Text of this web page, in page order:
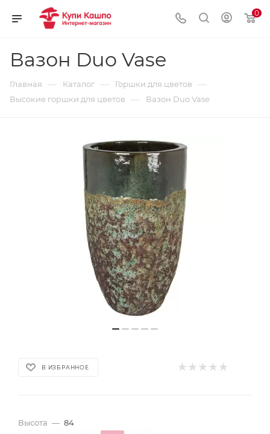
0
Вазон Duo Vase
Главная — Каталог — Горшки для цветов —
Высокие горшки для цветов — Вазон Duo Vase
В ИЗБРАННОЕ
Высота — 84